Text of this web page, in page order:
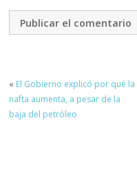
« El Gobierno explicó por qué la
nafta aumenta, a pesar de la
baja del petróleo